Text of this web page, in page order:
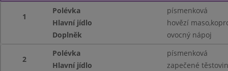
1
Polévka
písmenková
Hlavní jídlo
hovězí
Doplněk
ovocný nápoj
2
Polévka
písmenková
Hlavní jídlo
zapečené